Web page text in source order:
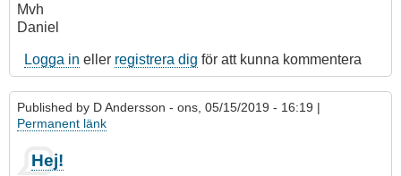
Mvh
Daniel
Logga in eller registrera dig för att kunna kommentera
Published by D Andersson - ons, 05/15/2019 - 16:19 |
Permanent länk
Hej!